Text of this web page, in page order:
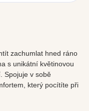
zachumlat hned ráno
s unikátní květinovou
Spojuje v sobě
který pocítíte při